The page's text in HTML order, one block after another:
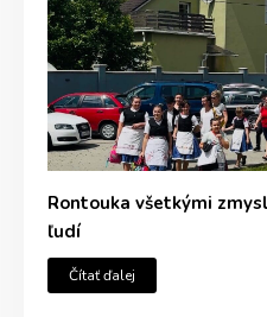
Rontouka všetkými
ľudí
Čítať ďalej